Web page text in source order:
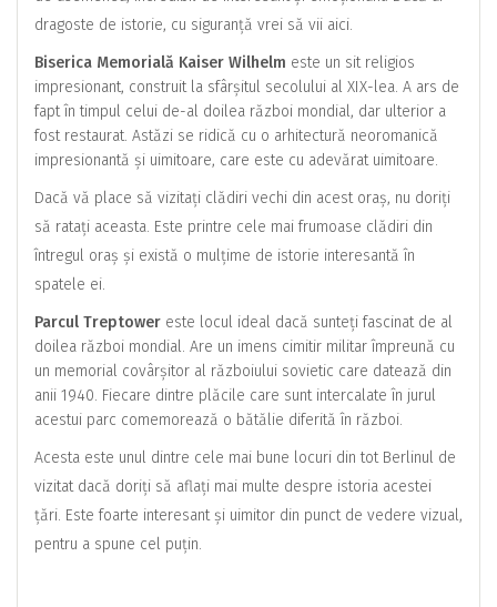
dragoste de istorie, cu siguranță vrei să vii aici.
Biserica Memorială Kaiser Wilhelm este un sit religios
impresionant, construit la sfârșitul secolului al XIX-lea. A ars de
fapt în timpul celui de-al doilea război mondial, dar ulterior a
fost restaurat. Astăzi se ridică cu o arhitectură neoromanică
impresionantă și uimitoare, care este cu adevărat uimitoare.
Dacă vă place să vizitați clădiri vechi din acest oraș, nu doriți
să ratați aceasta. Este printre cele mai frumoase clădiri din
întregul oraș și există o mulțime de istorie interesantă în
spatele ei.
Parcul Treptower este locul ideal dacă sunteți fascinat de al
doilea război mondial. Are un imens cimitir militar împreună cu
un memorial covârșitor al războiului sovietic care datează din
anii 1940. Fiecare dintre plăcile care sunt intercalate în jurul
acestui parc comemorează o bătălie diferită în război.
Acesta este unul dintre cele mai bune locuri din tot Berlinul de
vizitat dacă doriți să aflați mai multe despre istoria acestei
țări. Este foarte interesant și uimitor din punct de vedere vizual,
pentru a spune cel puțin.